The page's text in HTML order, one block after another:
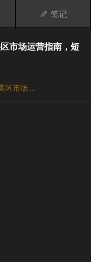
 笔记
市场运营指南，短
区市场 ...